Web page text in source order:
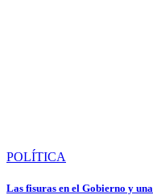
POLÍTICA
Las fisuras en el Gobierno y